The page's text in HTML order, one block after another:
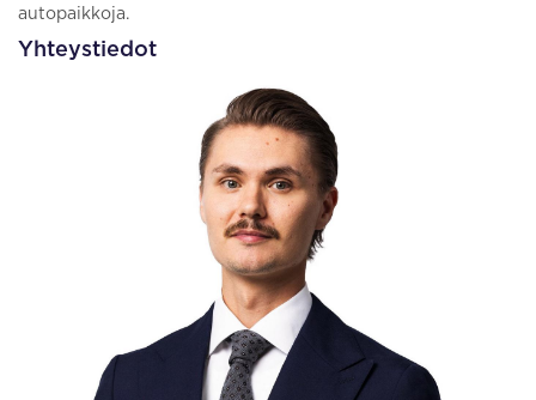
autopaikkoja.
Yhteystiedot